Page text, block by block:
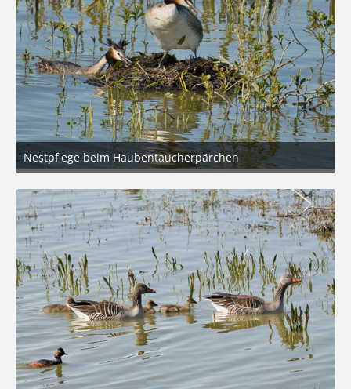
Nestpflege beim Haubentaucherpärchen
7. Juni 2026 um 12:01
6